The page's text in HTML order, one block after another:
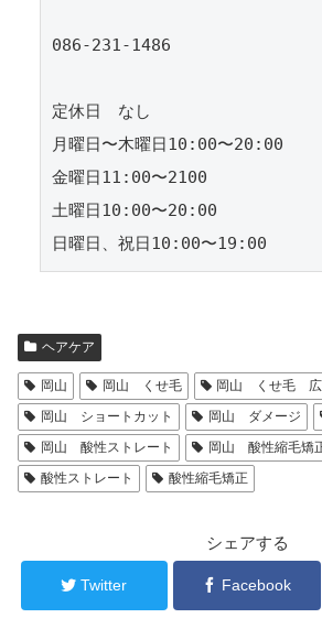
086-231-1486
定休日　なし
月曜日〜木曜日10:00〜20:00
金曜日11:00〜2100
土曜日10:00〜20:00
ヘアケア
岡山 岡山 くせ毛
岡山 くせ毛 広
岡山 ショートカット
岡山 ダメージ
岡山 酸性ストレート
岡山 酸性縮毛矯
酸性ストレート
酸性縮毛矯正
シェアする
Twitter Facebook